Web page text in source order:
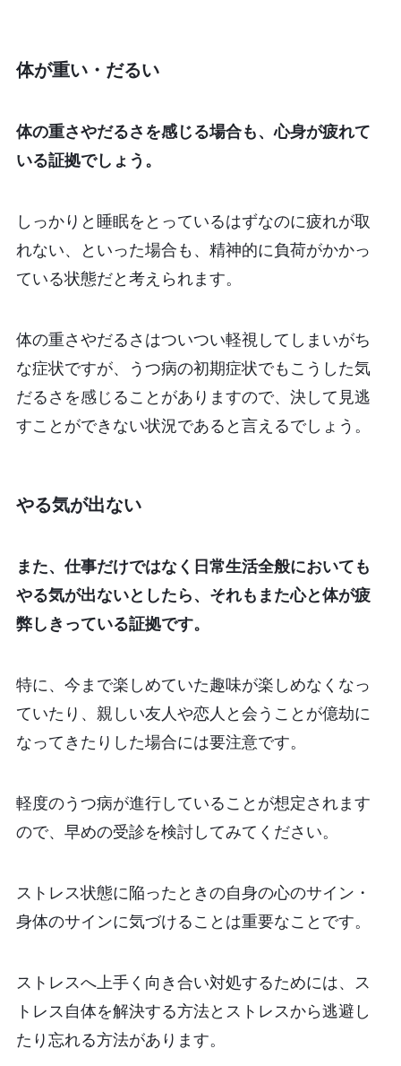
体が重い・だるい
体の重さやだるさを感じる場合も、心身が疲れて
いる証拠でしょう。
しっかりと睡眠をとっているはずなのに疲れが取
れない、といった場合も、精神的に負荷がかかっ
ている状態だと考えられます。
体の重さやだるさはついつい軽視してしまいがち
な症状ですが、うつ病の初期症状でもこうした気
だるさを感じることがありますので、決して見逃
すことができない状況であると言えるでしょう。
やる気が出ない
また、仕事だけではなく日常生活全般においても
やる気が出ないとしたら、それもまた心と体が疲
弊しきっている証拠です。
特に、今まで楽しめていた趣味が楽しめなくなっ
ていたり、親しい友人や恋人と会うことが億劫に
なってきたりした場合には要注意です。
軽度のうつ病が進行していることが想定されます
ので、早めの受診を検討してみてください。
ストレス状態に陥ったときの自身の心のサイン・
身体のサインに気づけることは重要なことです。
ストレスへ上手く向き合い対処するためには、ス
トレス自体を解決する方法とストレスから逃避し
たり忘れる方法があります。